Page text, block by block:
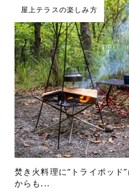
屋上テラスの楽しみ方
焚き火料理に“トライポッド
からも...